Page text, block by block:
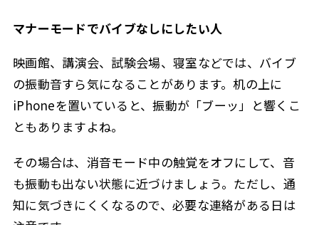
マナーモードでバイブなしにしたい人
映画館、講演会、試験会場、寝室などでは、バイブ
の振動音すら気になることがあります。机の上に
iPhoneを置いていると、振動が「ブーッ」と響くこ
ともありますよね。
その場合は、消音モード中の触覚をオフにして、音
も振動も出ない状態に近づけましょう。ただし、通
知に気づきにくくなるので、必要な連絡がある日は